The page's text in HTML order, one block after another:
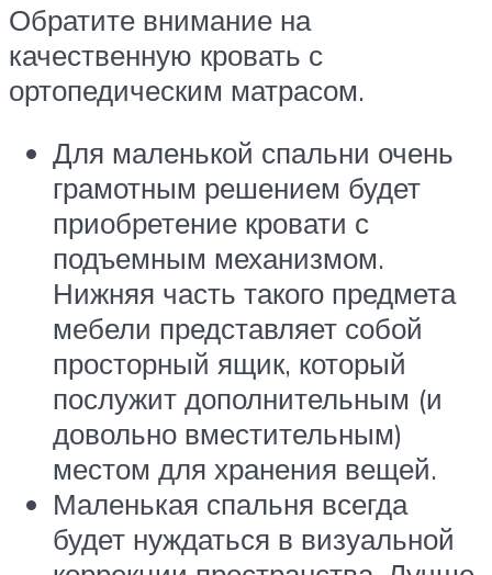
Обратите внимание на
качественную кровать с
ортопедическим матрасом.
Для маленькой спальни очень
грамотным решением будет
приобретение кровати с
подъемным механизмом.
Нижняя часть такого предмета
мебели представляет собой
просторный ящик, который
послужит дополнительным (и
довольно вместительным)
местом для хранения вещей.
Маленькая спальня всегда
будет нуждаться в визуальной